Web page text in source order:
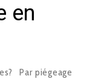
en
Par piégeage